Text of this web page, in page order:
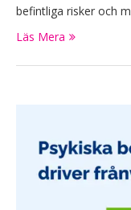
befintliga risker och
Läs Mera